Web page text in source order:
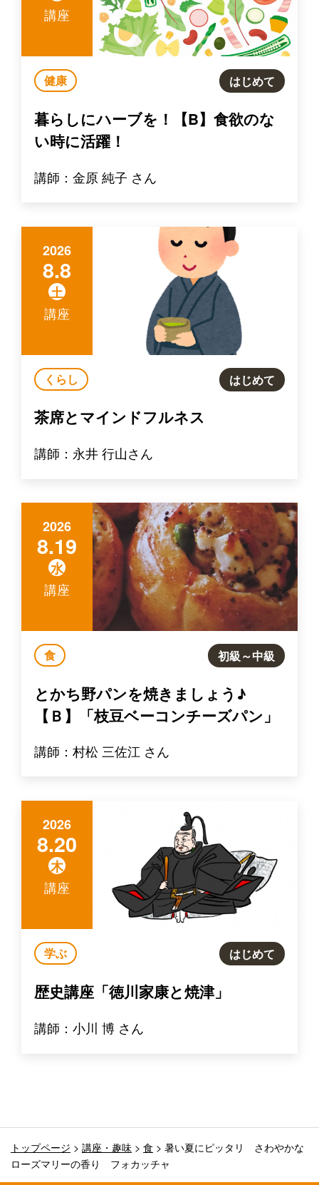
講座
健康 はじめて
暮らしにハーブを！【B】食欲のな
い時に活躍！
講師：金原 純子 さん
2026
8.8
土
講座
くらし はじめて
茶席とマインドフルネス
講師：永井 行山さん
2026
8.19
水
講座
食 初級～中級
とかち野パンを焼きましょう♪
【Ｂ】「枝豆ベーコンチーズパン」
講師：村松 三佐江 さん
2026
8.20
木
講座
学ぶ はじめて
歴史講座「徳川家康と焼津」
講師：小川 博 さん
トップページ > 講座・趣味 > 食 > 暑い夏にピッタリ さわやかな
ローズマリーの香り フォカッチャ